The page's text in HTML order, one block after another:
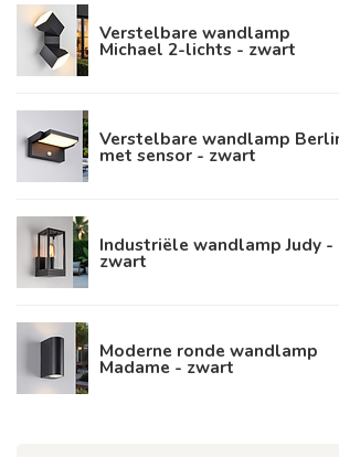
Verstelbare wandlamp
Michael 2-lichts - zwart
Verstelbare wandlamp
met sensor - zwart
Industriële wandlamp Judy -
zwart
Moderne ronde wandlamp
Madame - zwart